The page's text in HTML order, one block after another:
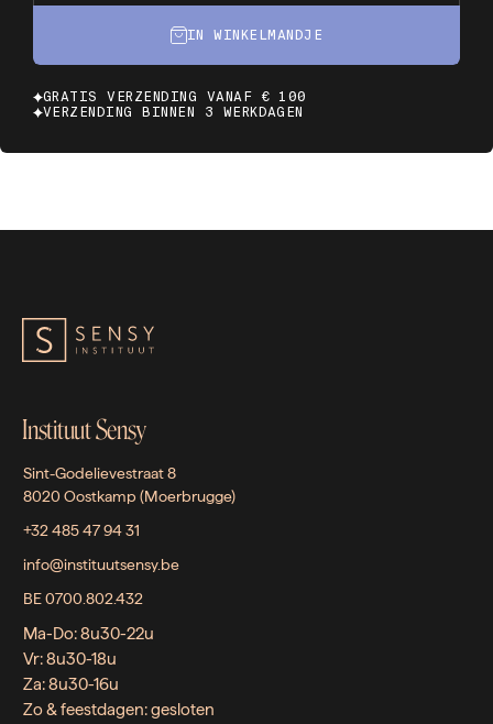
IN WINKELMANDJE
GRATIS VERZENDING VANAF € 100
VERZENDING BINNEN 3 WERKDAGEN
Instituut Sensy
Sint-Godelievestraat 8
8020 Oostkamp (Moerbrugge)
+32 485 47 94 31
info@instituutsensy.be
BE 0700.802.432
Ma-Do: 8u30-22u
Vr: 8u30-18u
Za: 8u30-16u
Zo & feestdagen: gesloten